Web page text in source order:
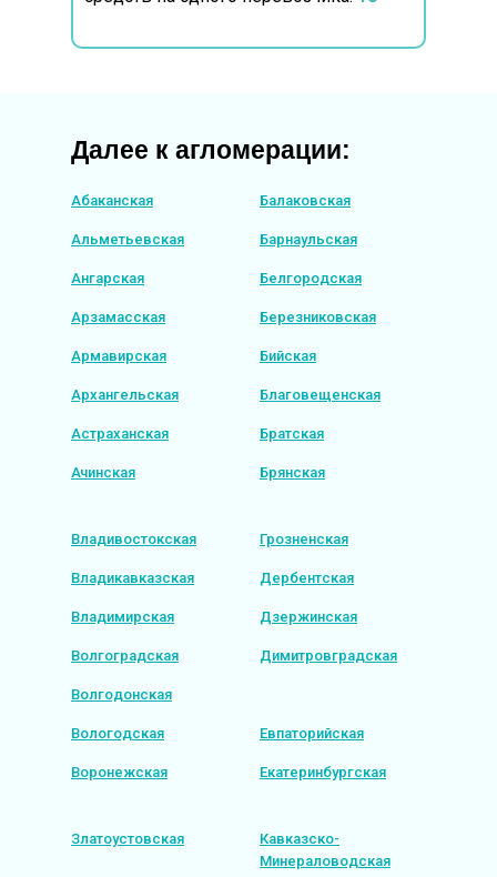
Альметьевская
Ангарская
Арзамасская
Армавирская
Архангельская
Абаканская
Ачинская
Балаковская
Барнаульская
Белгородская
Березниковская
Астраханская
Бийская
Благовещенская
Братская
Брянская
Владивостокская
Владикавказская
Владимирская
Волгоградская
Волгодонская
Вологодская
Воронежская
Грозненская
Дербентская
Дзержинская
Димитровградская
Евпаторийская
Екатеринбургская
Златоустовская
Кавказско-
Минераловодская
Далее к агломерации: